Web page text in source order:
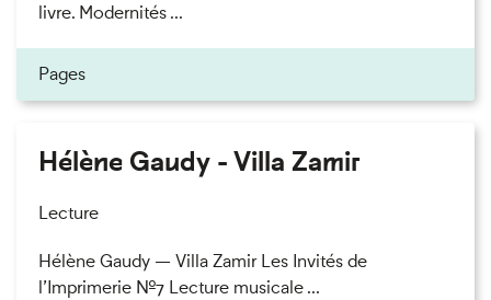
livre. Modernités ...
Pages
Hélène Gaudy - Villa Zamir
Lecture
Hélène Gaudy — Villa Zamir Les Invités de
l’Imprimerie n°7 Lecture musicale ...